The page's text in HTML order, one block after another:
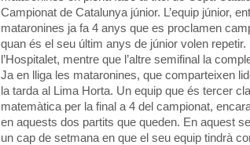
Campionat de Catalunya júnior. L’equip júnior,
mataronines ja fa 4 anys que es proclamen
quan és el seu últim anys de júnior volen
l’Hospitalet, mentre que l’altre semifinal la
Ja en lliga les mataronines, que comparteixen
la tarda al Lima Horta. Un equip que és tercer
matemàtica per la final a 4 del campionat,
en aquests dos partits que queden. En aquest
un cap de setmana en que el seu equip tindrà